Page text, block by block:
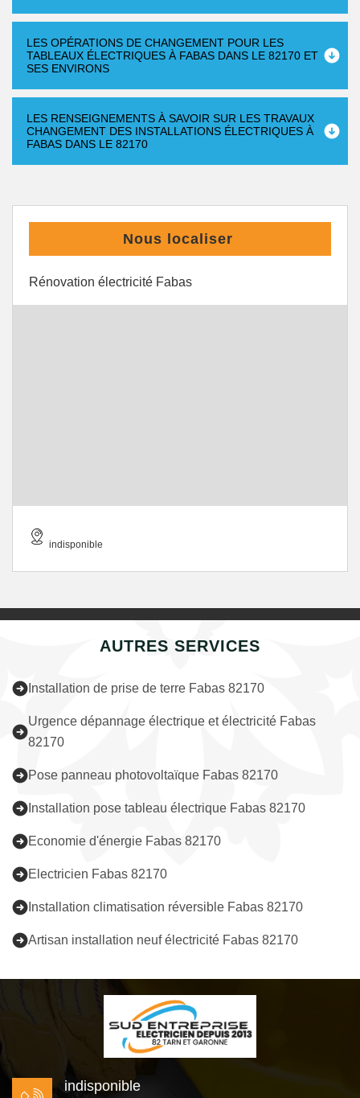
LES OPÉRATIONS DE CHANGEMENT POUR LES
TABLEAUX ÉLECTRIQUES À FABAS DANS LE 82170 ET
SES ENVIRONS
LES RENSEIGNEMENTS À SAVOIR SUR LES TRAVAUX
CHANGEMENT DES INSTALLATIONS ÉLECTRIQUES À
FABAS DANS LE 82170
Nous localiser
Rénovation électricité Fabas
indisponible
AUTRES SERVICES
Installation de prise de terre Fabas 82170
Urgence dépannage électrique et électricité Fabas
82170
Pose panneau photovoltaïque Fabas 82170
Installation pose tableau électrique Fabas 82170
Economie d'énergie Fabas 82170
Electricien Fabas 82170
Installation climatisation réversible Fabas 82170
Artisan installation neuf électricité Fabas 82170
indisponible